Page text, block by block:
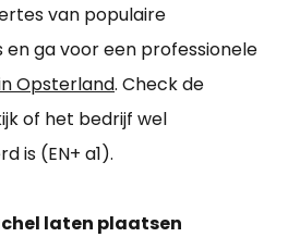
van populaire
en ga voor een professionele
Opsterland. Check de
of het bedrijf wel
is (EN+ a1).
laten plaatsen